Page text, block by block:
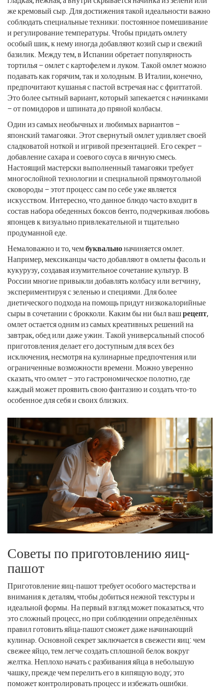
же кремовый сыр. Для достижения такой идеальности важно
соблюдать специальные техники: постоянное помешивание
и регулирование температуры. Чтобы придать омлету
особый шик, к нему иногда добавляют козий сыр и свежий
базилик. Между тем, в Испании обретает популярность
тортилья – омлет с картофелем и луком. Такой омлет можно
подавать как горячим, так и холодным. В Италии, конечно,
предпочитают кушанья с пастой встречая нас с фриттатой.
Это более сытный вариант, который запекается с начинками
– от помидоров и шпината до пряной колбасы.
Один из самых необычных и любимых вариантов –
японский тамагояки. Этот свернутый омлет удивляет своей
сладковатой ноткой и игривой презентацией. Его секрет –
добавление сахара и соевого соуса в яичную смесь.
Настоящий мастерски выполненный тамагояки требует
многослойной технологии и специальной прямоугольной
сковороды – этот процесс сам по себе уже является
искусством. Интересно, что данное блюдо часто входит в
состав набора обеденных боксов бенто, подчеркивая любовь
японцев к визуально привлекательной и тщательно
продуманной еде.
Немаловажно и то, чембуквальноначиняется омлет.
Например, мексиканцы часто добавляют в омлеты фасоль и
кукурузу, создавая изумительное сочетание культур. В
России многие привыкли добавлять колбасу или ветчину,
экспериментируя с зеленью и специями. Для более
диетического подхода на помощь придут низкокалорийные
сыры в сочетании с брокколи. Каким бы ни был вашрецепт,
омлет остается одним из самых креативных решений на
завтрак, обед или даже ужин. Такой универсальный способ
приготовления делает его доступным для всех без
исключения, несмотря на кулинарные предпочтения или
ограниченные возможности времени. Можно уверенно
сказать, что омлет – это гастрономическое полотно, где
каждый может проявить свою фантазию и создать что-то
особенное для себя и своих близких.
Советы по приготовлению яиц-
пашот
Приготовление яиц-пашот требует особого мастерства и
внимания к деталям, чтобы добиться нежной текстуры и
идеальной формы. На первый взгляд может показаться, что
это сложный процесс, но при соблюдении определённых
правил готовить яйца-пашот сможет даже начинающий
кулинар. Основной секрет заключается в свежести яиц: чем
свежее яйцо, тем легче создать сплошной белок вокруг
желтка. Неплохо начать с разбивания яйца в небольшую
чашку, прежде чем перелить его в кипящую воду; это
поможет контролировать процесс и избежать ошибки.